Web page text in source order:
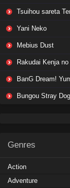
Tsuihou sareta Tensei
Yani Neko
Mebius Dust
Rakudai Kenja no Gakuin Musou:
BanG Dream!
Bungou Stray
Genres
Action
Adventure